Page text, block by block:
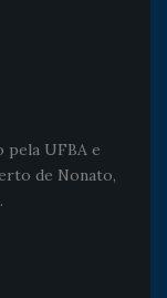
UFBA e
de Nonato,